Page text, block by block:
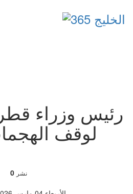
رئيس وزراء
لوقف
0 نشر